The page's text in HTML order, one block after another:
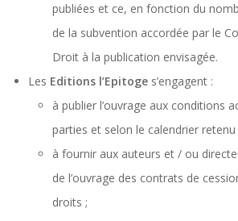
publiées et ce, en fonction du
de la subvention accordée par le
Droit à la publication envisagée.
Les Editions l’Epitoge s’engagent :
à publier l’ouvrage aux conditions
parties et selon le calendrier retenu
à fournir aux auteurs et / ou
de l’ouvrage des contrats de
droits ;